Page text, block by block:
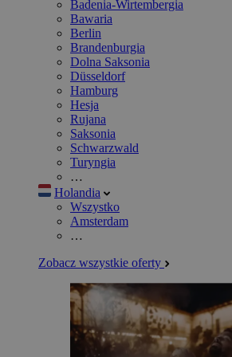
Badenia-Wirtembergia
Bawaria
Berlin
Brandenburgia
Dolna Saksonia
Düsseldorf
Hamburg
Hesja
Rujana
Saksonia
Schwarzwald
Turyngia
…
Holandia
Wszystko
Amsterdam
…
Zobacz wszystkie oferty